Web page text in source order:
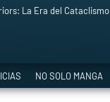
La Era del Cataclismo
NO SOLO MANGA